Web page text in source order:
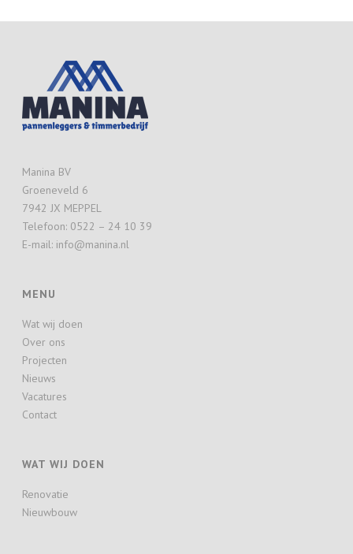
Manina BV
Groeneveld 6
7942 JX MEPPEL
Telefoon: 0522 – 24 10 39
E-mail: info@manina.nl
MENU
Wat wij doen
Over ons
Projecten
Nieuws
Vacatures
Contact
WAT WIJ DOEN
Renovatie
Nieuwbouw